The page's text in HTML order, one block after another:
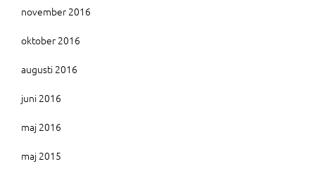
november 2016
oktober 2016
augusti 2016
juni 2016
maj 2016
maj 2015